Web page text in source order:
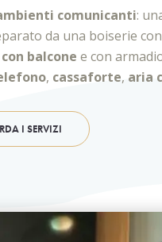
comunicanti:
da una boiserie
balcone e con
, cassaforte, aria
I SERVIZI